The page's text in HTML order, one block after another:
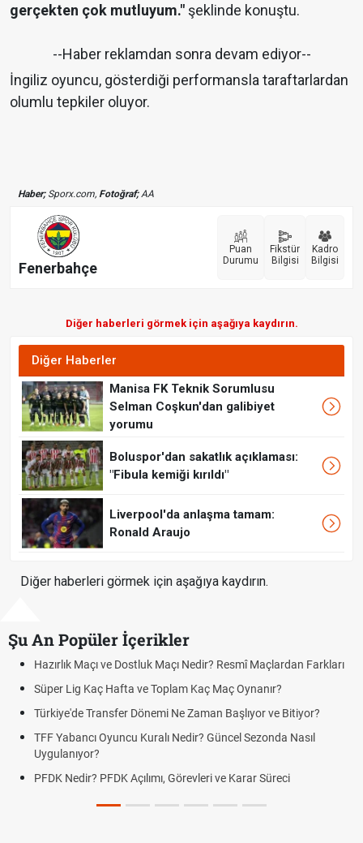
gerçekten çok mutluyum." şeklinde konuştu.
--Haber reklamdan sonra devam ediyor--
İngiliz oyuncu, gösterdiği performansla taraftarlardan
olumlu tepkiler oluyor.
Haber;Sporx.com, Fotoğraf;AA
Fenerbahçe
Puan
Durumu
Fikstür
Bilgisi
Kadro
Bilgisi
Diğer haberleri görmek için aşağıya kaydırın.
Diğer Haberler
Manisa FK Teknik Sorumlusu
Selman Coşkun'dan galibiyet
yorumu
Boluspor'dan sakatlık açıklaması:
"Fibula kemiği kırıldı"
Liverpool'da anlaşma tamam:
Ronald Araujo
Diğer haberleri görmek için aşağıya kaydırın.
Şu An Popüler İçerikler
Hazırlık Maçı ve Dostluk Maçı Nedir? Resmî Maçlardan Farkları
Süper Lig Kaç Hafta ve Toplam Kaç Maç Oynanır?
Türkiye'de Transfer Dönemi Ne Zaman Başlıyor ve Bitiyor?
TFF Yabancı Oyuncu Kuralı Nedir? Güncel Sezonda Nasıl
Uygulanıyor?
PFDK Nedir? PFDK Açılımı, Görevleri ve Karar Süreci